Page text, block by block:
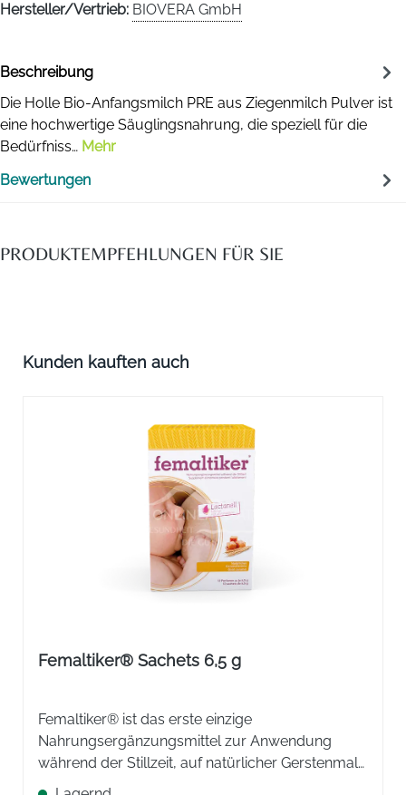
Hersteller/Vertrieb: BIOVERA GmbH
Beschreibung
Die Holle Bio-Anfangsmilch PRE aus Ziegenmilch Pulver ist
eine hochwertige Säuglingsnahrung, die speziell für die
Bedürfniss… Mehr
Bewertungen
PRODUKTEMPFEHLUNGEN FÜR SIE
Produktgalerie überspringen
Kunden kauften auch
Femaltiker® Sachets 6,5 g
Femaltiker® ist das erste einzige
Nahrungsergänzungsmittel zur Anwendung
während der Stillzeit, auf natürlicher Gerstenmalz
Basis für Mütter. Es enthält einen standardisierten